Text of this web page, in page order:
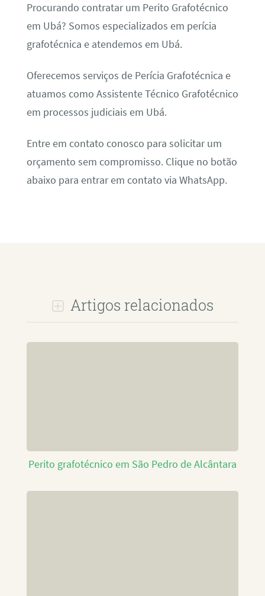
Procurando contratar um Perito Grafotécnico
em Ubá? Somos especializados em perícia
grafotécnica e atendemos em Ubá.
Oferecemos serviços de Perícia Grafotécnica e
atuamos como Assistente Técnico Grafotécnico
em processos judiciais em Ubá.
Entre em contato conosco para solicitar um
orçamento sem compromisso. Clique no botão
abaixo para entrar em contato via WhatsApp.
Artigos relacionados
Perito grafotécnico em São Pedro de Alcântara